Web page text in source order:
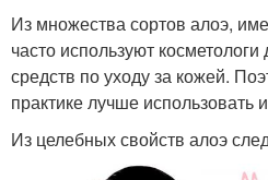
Из множества сортов алоэ,
часто используют
средств по уходу за кожей.
практике лучше использовать
Из целебных свойств алоэ